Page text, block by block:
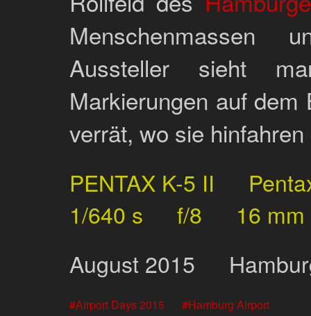
Menschenmassen
Aussteller sieht
Markierungen auf
verrät, wo sie
PENTAX K-5 II
1/640 s
f/8
16 mm
August 2015
Airport Days 2015 Hamburg Airport